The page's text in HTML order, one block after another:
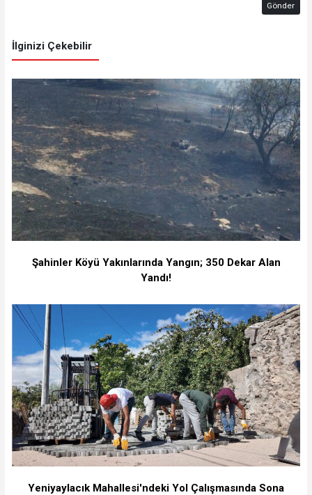
Gönder
İlginizi Çekebilir
Şahinler Köyü Yakınlarında Yangın; 350 Dekar Alan
Yandı!
Yeniyaylacık Mahallesi'ndeki Yol Çalışmasında Sona